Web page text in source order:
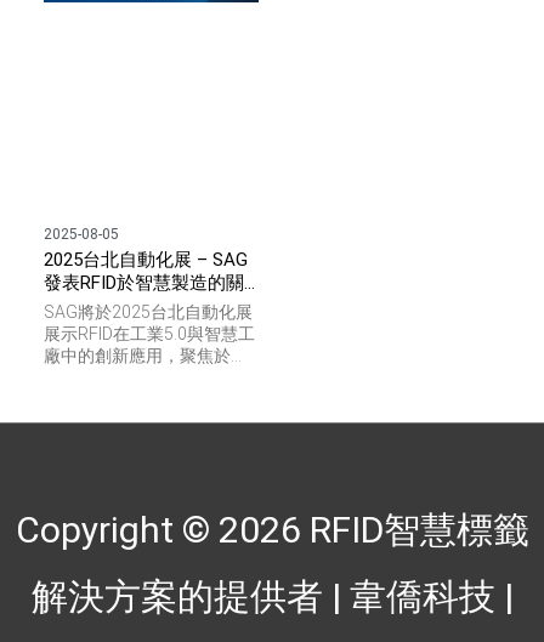
2025台北自動化展 – SAG
發表RFID於智慧製造的關
鍵應用戰略
2025-08-05
SAG將於2025台北自動化展
展示RFID在工業5.0與智慧工
廠中的創新應用，聚焦於資
結合人工智慧物聯網(AIoT)
Copyright © 2026 RFID智慧標籤
解決方案的提供者 | 韋僑科技 |